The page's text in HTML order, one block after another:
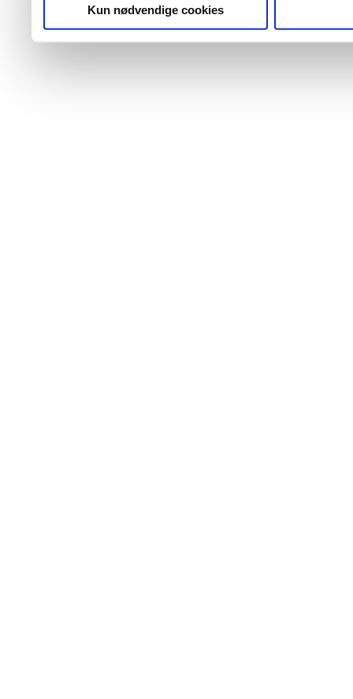
Kun nødvendige cookies